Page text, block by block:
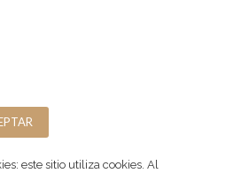
este sitio utiliza cookies. Al